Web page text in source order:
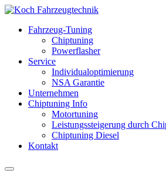
Fahrzeug-Tuning
Chiptuning
Powerflasher
Service
Individualoptimierung
NSA Garantie
Unternehmen
Chiptuning Info
Motortuning
Leistungssteigerung durch
Chiptuning Diesel
Kontakt